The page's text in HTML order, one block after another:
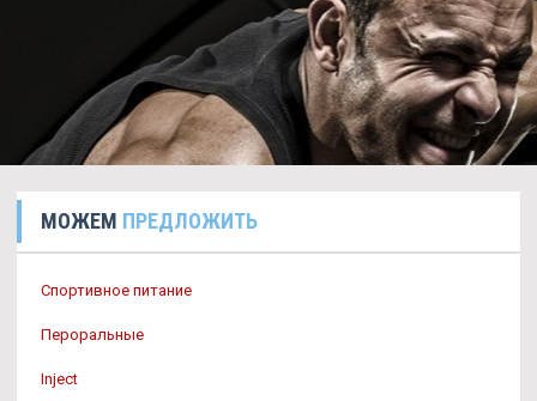
МОЖЕМ ПРЕДЛОЖИТЬ
Спортивное питание
Пероральные
Inject